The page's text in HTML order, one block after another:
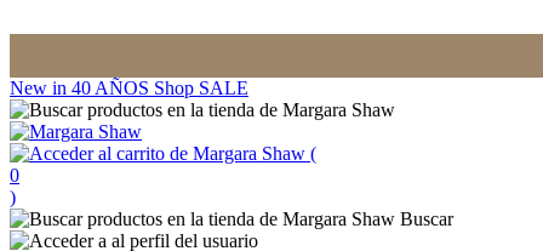
New in 40 AÑOS Shop SALE
(
0
)
Buscar